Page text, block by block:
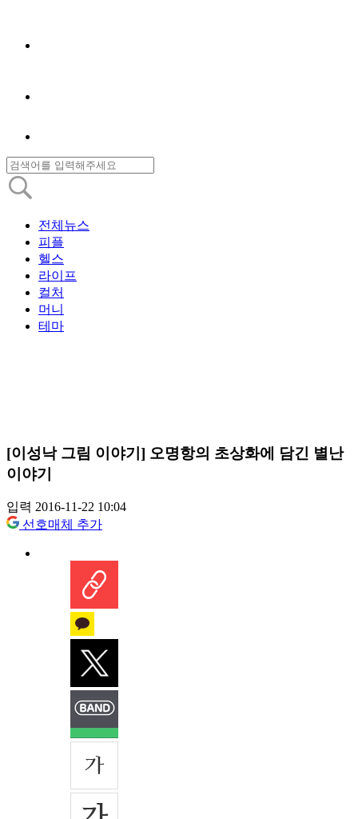
전체뉴스
피플
헬스
라이프
컬처
머니
테마
[이성낙 그림 이야기] 오명항의 초상화에 담긴 별난
이야기
입력 2016-11-22 10:04
선호매체 추가